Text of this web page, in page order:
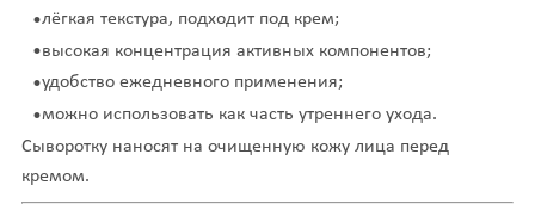
лёгкая текстура, подходит под крем;
высокая концентрация активных компонентов;
удобство ежедневного применения;
можно использовать как часть утреннего ухода.
Сыворотку наносят на очищенную кожу лица перед
кремом.